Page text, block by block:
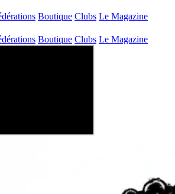
Boutique Clubs Le Magazine
Boutique Clubs Le Magazine